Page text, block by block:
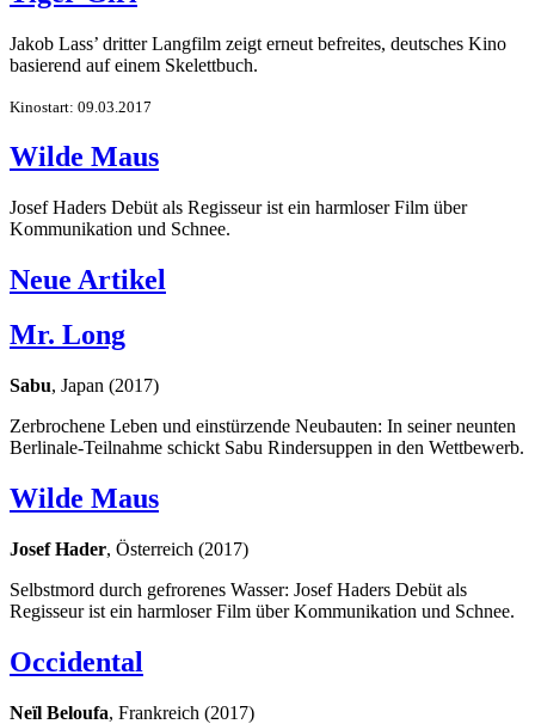
Jakob Lass’ dritter Langfilm zeigt erneut befreites, deutsches Kino
basierend auf einem Skelettbuch.
Kinostart: 09.03.2017
Wilde Maus
Josef Haders Debüt als Regisseur ist ein harmloser Film über
Kommunikation und Schnee.
Neue Artikel
Mr. Long
Sabu, Japan (2017)
Zerbrochene Leben und einstürzende Neubauten: In seiner neunten
Berlinale-Teilnahme schickt Sabu Rindersuppen in den Wettbewerb.
Wilde Maus
Josef Hader, Österreich (2017)
Selbstmord durch gefrorenes Wasser: Josef Haders Debüt als
Regisseur ist ein harmloser Film über Kommunikation und Schnee.
Occidental
Neïl Beloufa, Frankreich (2017)